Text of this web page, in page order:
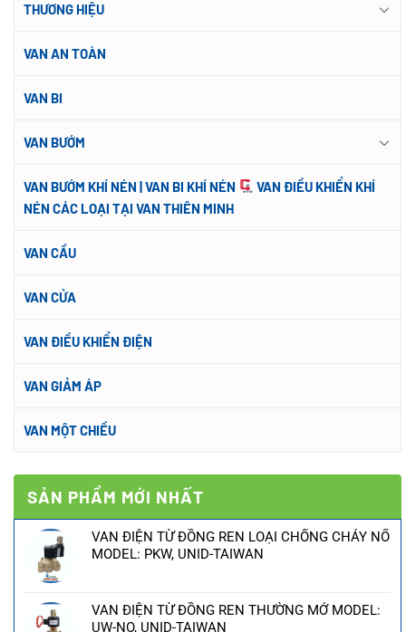
THƯƠNG HIỆU
VAN AN TOÀN
VAN BI
VAN BƯỚM
VAN BƯỚM KHÍ NÉN | VAN BI KHÍ NÉN
VAN ĐIỀU KHIỂN KHÍ
NÉN CÁC LOẠI TẠI VAN THIÊN MINH
VAN CẦU
VAN CỬA
VAN ĐIỀU KHIỂN ĐIỆN
VAN GIẢM ÁP
VAN MỘT CHIỀU
SẢN PHẨM MỚI NHẤT
VAN ĐIỆN TỪ ĐỒNG REN LOẠI CHỐNG CHÁY NỔ
MODEL: PKW, UNID-TAIWAN
VAN ĐIỆN TỪ ĐỒNG REN THƯỜNG MỞ MODEL:
UW-NO, UNID-TAIWAN